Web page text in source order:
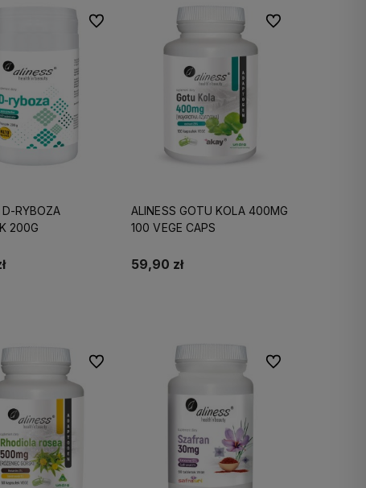
D-RYBOZA
200G
Do ulubionych
ALINESS GOTU KOLA 400MG
100 VEGE CAPS
59,90 zł
Do ulubionych
Do ulubionych Do ulubionych